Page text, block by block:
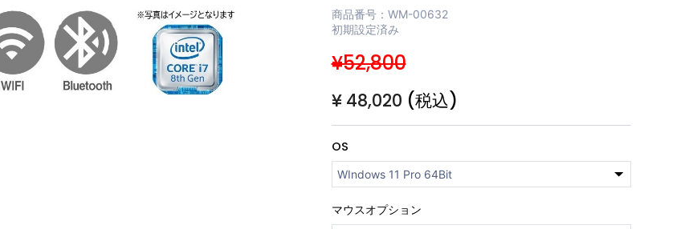
商品番号：WM-00632
初期設定済み
¥52,800
¥ 48,020 (税込)
OS
マウスオプション